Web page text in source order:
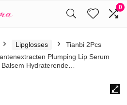
0
Lipglosses
Tianbi 2Pcs
Plumping Lip Serum
Hydraterende…